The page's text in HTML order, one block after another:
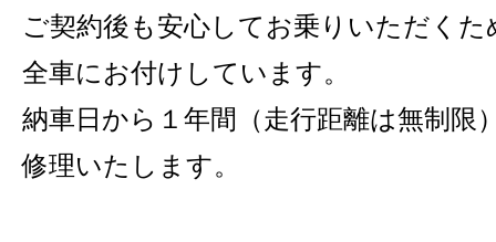
ご契約後も安心してお乗りいただく
全車にお付けしています。
納車日から１年間（走行距離は無制限
修理いたします。